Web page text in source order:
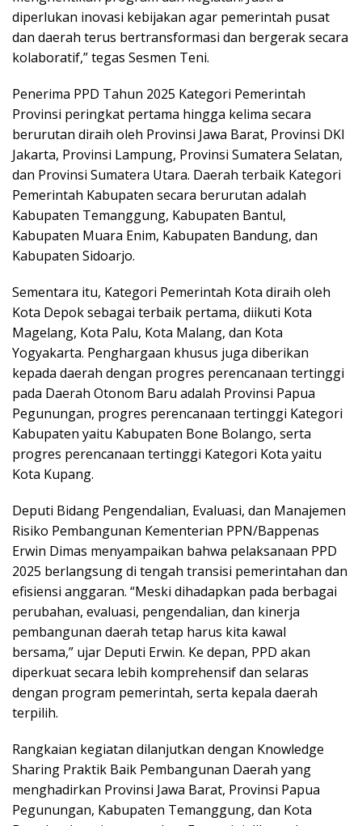
diperlukan inovasi kebijakan agar pemerintah pusat
dan daerah terus bertransformasi dan bergerak secara
kolaboratif,” tegas Sesmen Teni.
Penerima PPD Tahun 2025 Kategori Pemerintah
Provinsi peringkat pertama hingga kelima secara
berurutan diraih oleh Provinsi Jawa Barat, Provinsi DKI
Jakarta, Provinsi Lampung, Provinsi Sumatera Selatan,
dan Provinsi Sumatera Utara. Daerah terbaik Kategori
Pemerintah Kabupaten secara berurutan adalah
Kabupaten Temanggung, Kabupaten Bantul,
Kabupaten Muara Enim, Kabupaten Bandung, dan
Kabupaten Sidoarjo.
Sementara itu, Kategori Pemerintah Kota diraih oleh
Kota Depok sebagai terbaik pertama, diikuti Kota
Magelang, Kota Palu, Kota Malang, dan Kota
Yogyakarta. Penghargaan khusus juga diberikan
kepada daerah dengan progres perencanaan tertinggi
pada Daerah Otonom Baru adalah Provinsi Papua
Pegunungan, progres perencanaan tertinggi Kategori
Kabupaten yaitu Kabupaten Bone Bolango, serta
progres perencanaan tertinggi Kategori Kota yaitu
Kota Kupang.
Deputi Bidang Pengendalian, Evaluasi, dan Manajemen
Risiko Pembangunan Kementerian PPN/Bappenas
Erwin Dimas menyampaikan bahwa pelaksanaan PPD
2025 berlangsung di tengah transisi pemerintahan dan
efisiensi anggaran. “Meski dihadapkan pada berbagai
perubahan, evaluasi, pengendalian, dan kinerja
pembangunan daerah tetap harus kita kawal
bersama,” ujar Deputi Erwin. Ke depan, PPD akan
diperkuat secara lebih komprehensif dan selaras
dengan program pemerintah, serta kepala daerah
terpilih.
Rangkaian kegiatan dilanjutkan dengan Knowledge
Sharing Praktik Baik Pembangunan Daerah yang
menghadirkan Provinsi Jawa Barat, Provinsi Papua
Pegunungan, Kabupaten Temanggung, dan Kota